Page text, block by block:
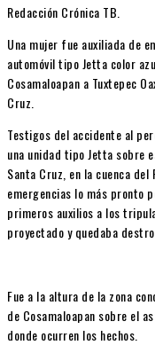
Redacción Crónica TB.
Una mujer fue auxiliada de
automóvil tipo Jetta color
Cosamaloapan a Tuxtepec
Cruz.
Testigos del accidente al
una unidad tipo Jetta sobre
Santa Cruz, en la cuenca
emergencias lo más pronto
primeros auxilios a los
proyectado y quedaba
Fue a la altura de la zona
de Cosamaloapan sobre el
donde ocurren los hechos.